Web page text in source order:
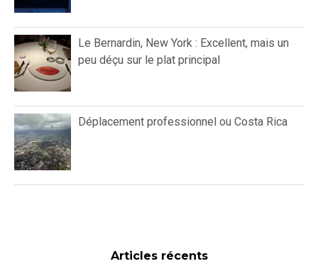
Le Bernardin, New York : Excellent, mais un
peu déçu sur le plat principal
Déplacement professionnel ou Costa Rica
Articles récents